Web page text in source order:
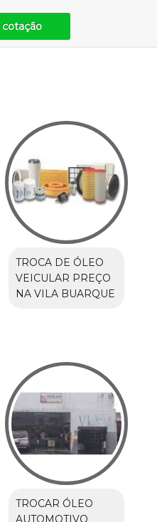
cotação
TROCA DE ÓLEO
VEICULAR PREÇO
NA VILA BUARQUE
TROCAR ÓLEO
AUTOMOTIVO